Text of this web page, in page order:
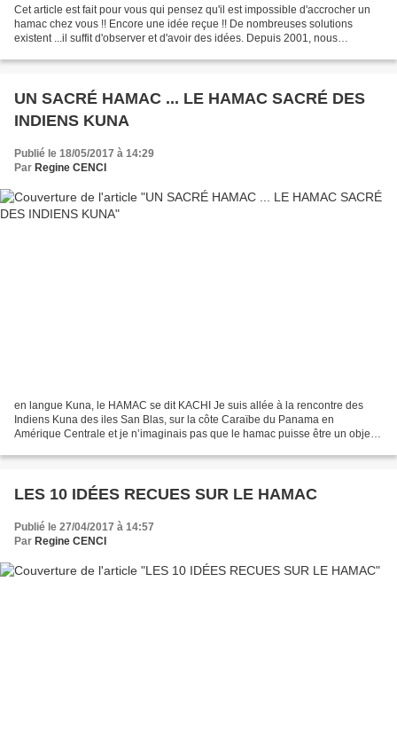
Cet article est fait pour vous qui pensez qu'il est impossible d'accrocher un
hamac chez vous !! Encore une idée reçue !! De nombreuses solutions
existent ...il suffit d'observer et d'avoir des idées. Depuis 2001, nous
UN SACRÉ HAMAC ... LE HAMAC SACRÉ DES
INDIENS KUNA
Publié le 18/05/2017 à 14:29
Par Regine CENCI
en langue Kuna, le HAMAC se dit KACHI Je suis allée à la rencontre des
Indiens Kuna des iles San Blas, sur la côte Caraïbe du Panama en
Amérique Centrale et je n’imaginais pas que le hamac puisse être un objet
LES 10 IDÉES RECUES SUR LE HAMAC
Publié le 27/04/2017 à 14:57
Par Regine CENCI